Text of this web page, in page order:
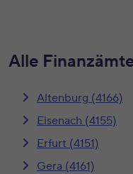
Alle
Altenburg (4166)
Eisenach (4155)
Erfurt (4151)
Gera (4161)